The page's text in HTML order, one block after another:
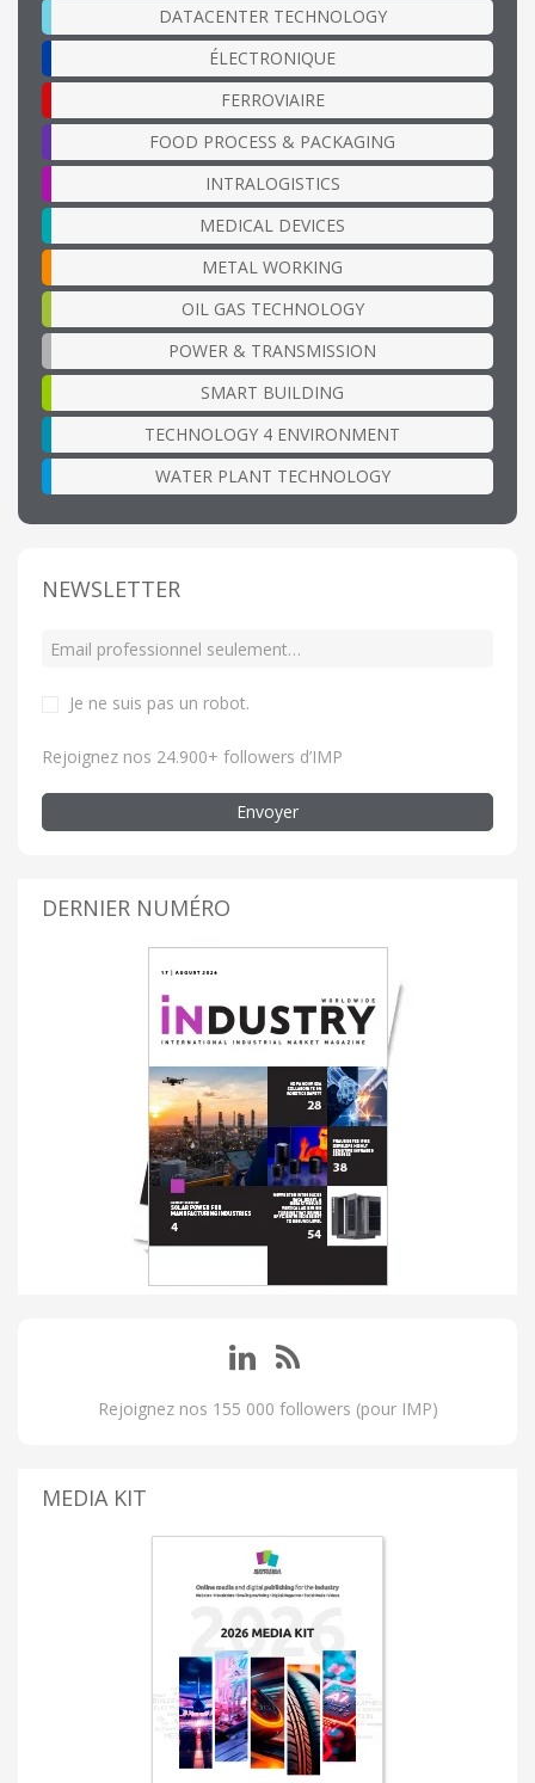
DATACENTER TECHNOLOGY
ÉLECTRONIQUE
FERROVIAIRE
FOOD PROCESS & PACKAGING
INTRALOGISTICS
MEDICAL DEVICES
METAL WORKING
OIL GAS TECHNOLOGY
POWER & TRANSMISSION
SMART BUILDING
TECHNOLOGY 4 ENVIRONMENT
WATER PLANT TECHNOLOGY
NEWSLETTER
Je ne suis pas un robot.
Rejoignez nos 24.900+ followers d’IMP
Envoyer
DERNIER NUMÉRO
Rejoignez nos 155 000 followers (pour IMP)
MEDIA KIT